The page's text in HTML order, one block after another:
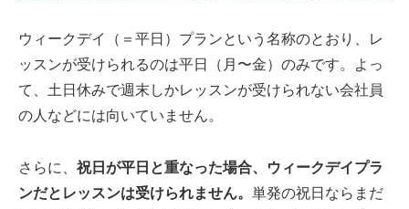
ウィークデイ（＝平日）プランという名称のとおり、レ
ッスンが受けられるのは平日（月〜金）のみです。よっ
て、土日休みで週末しかレッスンが受けられない会社員
の人などには向いていません。
さらに、 祝日が平日と重なった場合、ウィークデイプラ
ンだとレッスンは受けられません。 単発の祝日ならまだ